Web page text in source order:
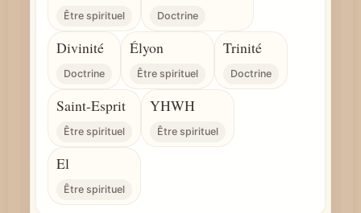
Être spirituel Doctrine
Divinité
Doctrine
Élyon
Être spirituel
Trinité
Doctrine
Saint-Esprit
Être spirituel
YHWH
Être spirituel
El
Être spirituel